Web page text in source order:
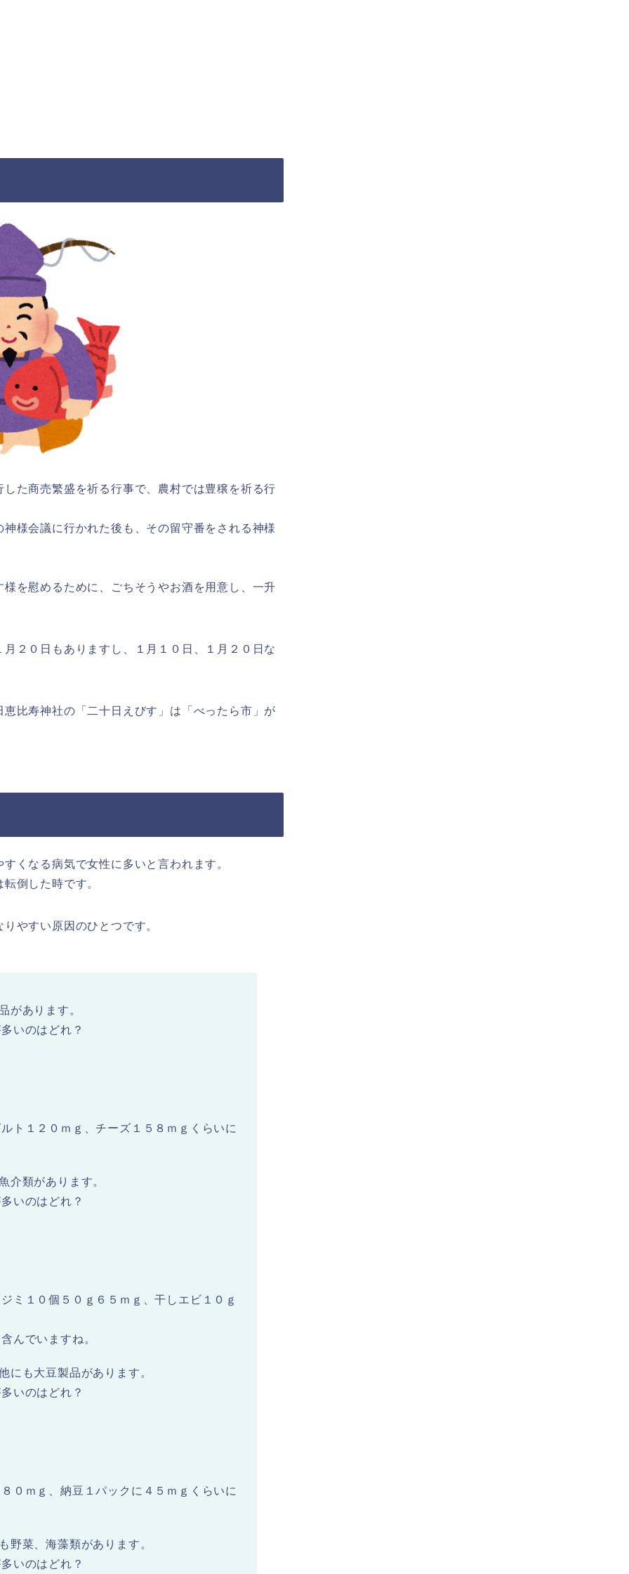
た商売繁盛を祈る行事で、農村では豊穣を祈る行
様会議に行かれた後も、その留守番をされる神様
を慰めるために、ごちそうやお酒を用意し、一升
２０日もありますし、１月１０日、１月２０日な
比寿神社の「二十日えびす」は「べったら市」が
くなる病気で女性に多いと言われます。
倒した時です。
やすい原因のひとつです。
があります。
いのはどれ？
ト１２０ｍｇ、チーズ１５８ｍｇくらいに
介類があります。
いのはどれ？
ミ１０個５０ｇ６５ｍｇ、干しエビ１０ｇ
んでいますね。
にも大豆製品があります。
いのはどれ？
０ｍｇ、納豆１パックに４５ｍｇくらいに
野菜、海藻類があります。
いのはどれ？